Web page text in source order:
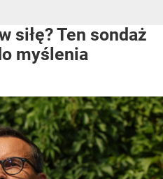
siłę? Ten sondaż
myślenia